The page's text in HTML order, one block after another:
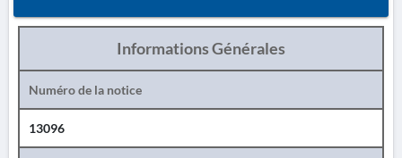
Informations Générales
Numéro de la notice
13096